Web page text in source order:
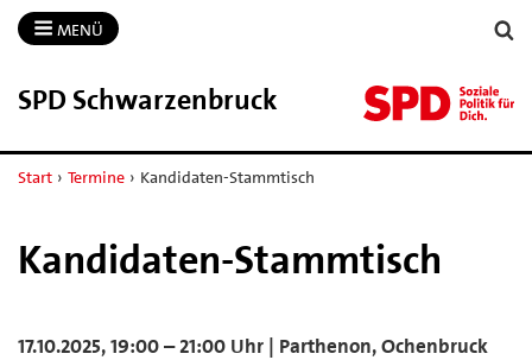
MENÜ
SPD Schwarzenbruck
Start › Termine › Kandidaten-Stammtisch
Kandidaten-Stammtisch
17.10.2025, 19:00 – 21:00 Uhr | Parthenon, Ochenbruck